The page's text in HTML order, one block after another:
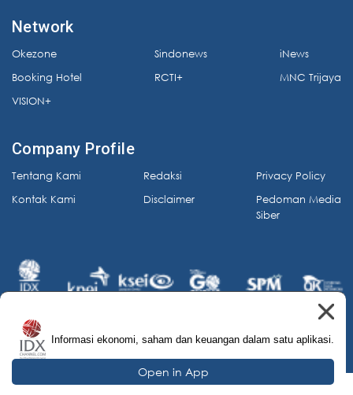
Network
Okezone
Booking Hotel
VISION+
Sindonews
RCTI+
iNews
MNC Trijaya
Company Profile
Tentang Kami
Kontak Kami
Redaksi
Disclaimer
Privacy Policy
Pedoman Media
Siber
© 2026 IDX Channel. All Rights Reserved.
Informasi ekonomi, saham dan keuangan dalam satu aplikasi.
Open in App